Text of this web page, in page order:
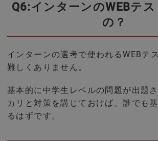
Q6:インターンのWEBテ
の？
インターンの選考で使われるWEBテ
難しくありません。
基本的に中学生レベルの問題が出題
カリと対策を講じておけば、誰でも
るはずです。